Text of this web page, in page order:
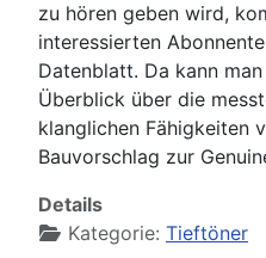
zu hören geben wird,
interessierten
Datenblatt. Da kann
Überblick über die
klanglichen Fähigkeiten
Bauvorschlag zur
Details
Kategorie: Tieftöner